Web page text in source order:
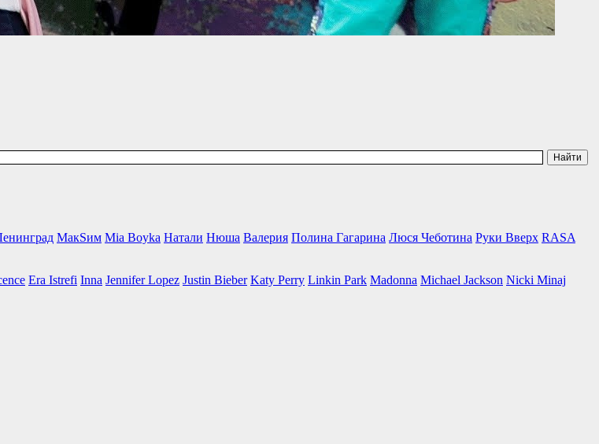
МакSим Mia Boyka Натали Нюша Валерия Полина Гагарина Люся Чеботина Руки Вверх RASA
Era Istrefi Inna Jennifer Lopez Justin Bieber Katy Perry Linkin Park Madonna Michael Jackson Nicki Minaj